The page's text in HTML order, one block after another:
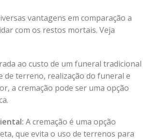
vantagens em comparação a
com os restos mortais. Veja
ao custo de um funeral tradicional
de terreno, realização do funeral e
a cremação pode ser uma opção
A cremação é uma opção
que evita o uso de terrenos para